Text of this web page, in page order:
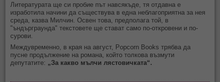
Литературата ще си пробие път навсякъде, тя отдавна е
изработила начини да съществува в една неблагоприятна за нея
среда, казва Милчин. Освен това, предполага той, в
"ъндърграунда" текстовете ще стават само по-откровени и по-
сурови.
Междувременно, в края на август, Popcorn Books трябва да
пусне продължение на романа, който толкова възмути
депутатите: „За какво мълчи лястовичката“.